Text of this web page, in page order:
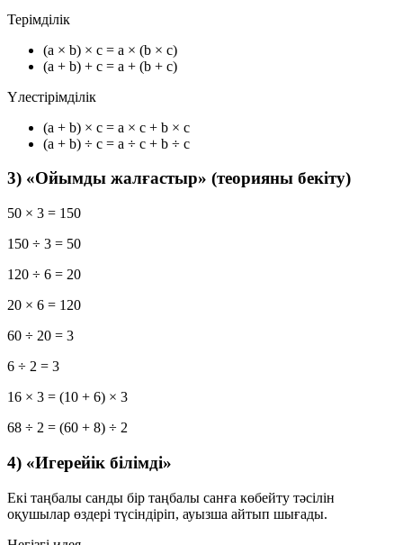
Терімділік
(a × b) × c = a × (b × c)
(a + b) + c = a + (b + c)
Үлестірімділік
(a + b) × c = a × c + b × c
(a + b) ÷ c = a ÷ c + b ÷ c
3) «Ойымды жалғастыр» (теорияны бекіту)
50 × 3 = 150
150 ÷ 3 = 50
120 ÷ 6 = 20
20 × 6 = 120
60 ÷ 20 = 3
6 ÷ 2 = 3
16 × 3 = (10 + 6) × 3
68 ÷ 2 = (60 + 8) ÷ 2
4) «Игерейік білімді»
Екі таңбалы санды бір таңбалы санға көбейту тәсілін
оқушылар өздері түсіндіріп, ауызша айтып шығады.